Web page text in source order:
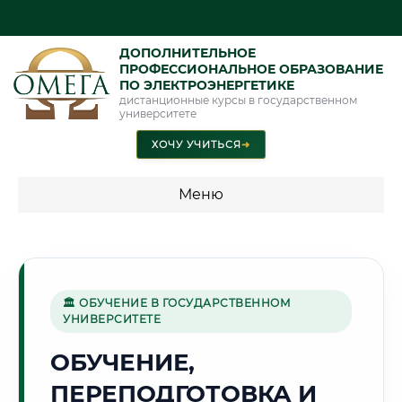
ДОПОЛНИТЕЛЬНОЕ
ПРОФЕССИОНАЛЬНОЕ ОБРАЗОВАНИЕ
ПО ЭЛЕКТРОЭНЕРГЕТИКЕ
дистанционные курсы в государственном
университете
ХОЧУ УЧИТЬСЯ➜
Меню
🏙️
Г. НОВОСИБИРСК
🏛 ОБУЧЕНИЕ В ГОСУДАРСТВЕННОМ
УНИВЕРСИТЕТЕ
ОБУЧЕНИЕ,
ПЕРЕПОДГОТОВКА И